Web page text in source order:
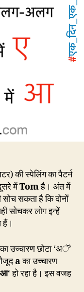
की स्पेलिंग का पैटर्न
मेंTomहै। अंत में
सकता है कि दोनों
सोचकर लोग इन्हें
हैं।
का उच्चारण छोटा ‘अॅ’
aका उच्चारण
आ‘ हो रहा है। इस वजह